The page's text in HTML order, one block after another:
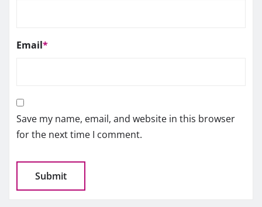
Email*
Save my name, email, and website in this browser
for the next time I comment.